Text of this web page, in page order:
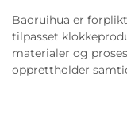
Baoruihua er
tilpasset
materialer og
opprettholder